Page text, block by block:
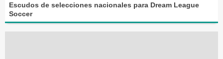
Escudos de selecciones nacionales para Dream League
Soccer